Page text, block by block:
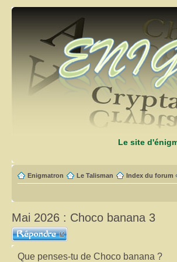
Le site
Enigmatron Le Talisman Index du forum ‹
Mai 2026 : Choco banana 3
Répondre
Que penses-tu de Choco banana ?